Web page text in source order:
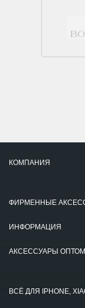
КОМПАНИЯ
ФИРМЕННЫЕ
ИНФОРМАЦИЯ
АКСЕССУАРЫ
ВСЁ ДЛЯ IPHONE,